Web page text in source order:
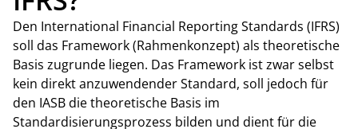
Den International Financial Reporting Standards (IFRS)
soll das Framework (Rahmenkonzept) als theoretische
Basis zugrunde liegen. Das Framework ist zwar selbst
kein direkt anzuwendender Standard, soll jedoch für
den IASB die theoretische Basis im
Standardisierungsprozess bilden und dient für die